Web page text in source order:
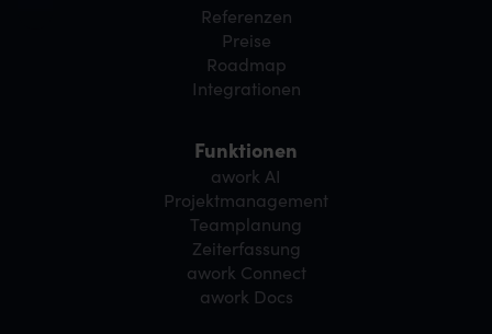
Referenzen
Preise
Roadmap
Integrationen
Funktionen
awork AI
Projektmanagement
Teamplanung
Zeiterfassung
awork Connect
awork Docs